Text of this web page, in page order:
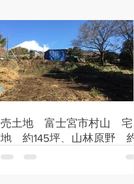
売土地 富士宮市村山 宅
地 約145坪、山林原野 約
495坪